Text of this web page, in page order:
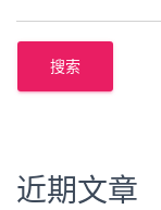
搜索
近期文章